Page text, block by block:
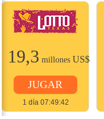
19,3 millones US$
JUGAR
1 día 07:49:42